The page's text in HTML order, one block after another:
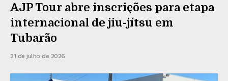
AJP Tour abre inscrições para etapa
internacional de jiu-jítsu em
Tubarão
21 de julho de 2026